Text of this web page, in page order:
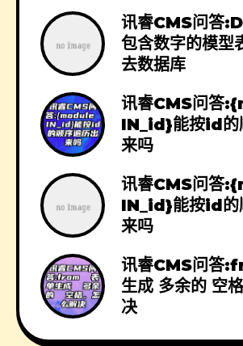
讯睿CMS问答
包含数字的模型
去数据库
讯睿CMS问答
IN_id}能按id的
来吗
讯睿CMS问答
IN_id}能按id的
来吗
讯睿CMS问答
生成 多余的 空
决